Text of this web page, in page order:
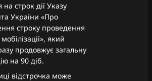
на строк дії Указу
України «Про
строку проведення
який
продовжує загальну
на 90 діб.
відстрочка може